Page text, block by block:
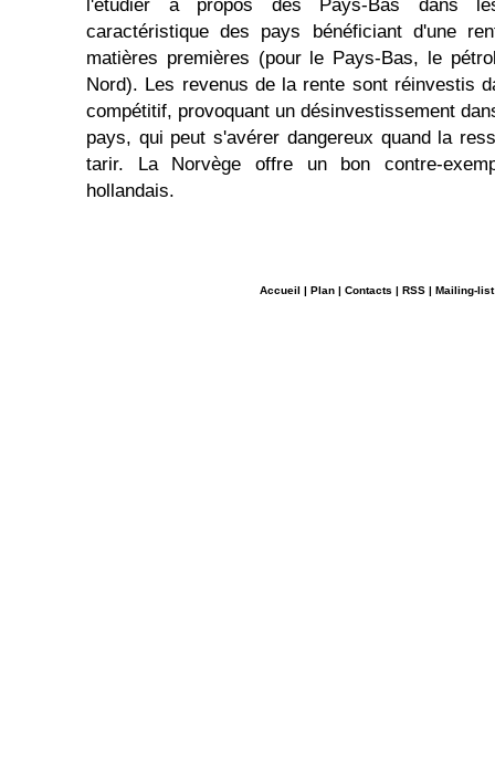
l'étudier à propos des Pays-Bas dans
caractéristique des pays bénéficiant d'une
matières premières (pour le Pays-Bas, le
Nord). Les revenus de la rente sont réinvestis
compétitif, provoquant un désinvestissement
pays, qui peut s'avérer dangereux quand la
tarir. La Norvège offre un bon contre-
hollandais.
Accueil | Plan | Contacts | RSS | Mailing-list